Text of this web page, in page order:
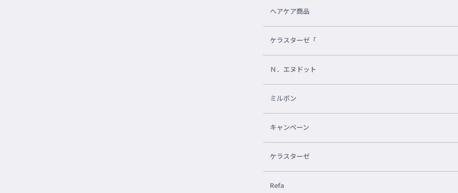
ヘアケア商品
ケラスターゼ「
Ｎ．エヌドット
ミルボン
キャンペーン
ケラスターゼ
Refa